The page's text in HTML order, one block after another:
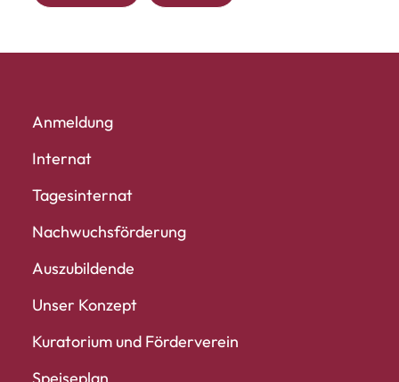
Anmeldung
Internat
Tagesinternat
Nachwuchs­förderung
Auszubildende
Unser Konzept
Kuratorium und Förderverein
Speiseplan